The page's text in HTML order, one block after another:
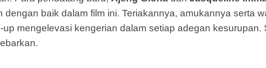
baik dalam film ini. Teriakannya, amukannya serta
mengelevasi kengerian dalam setiap adegan kesurupan.